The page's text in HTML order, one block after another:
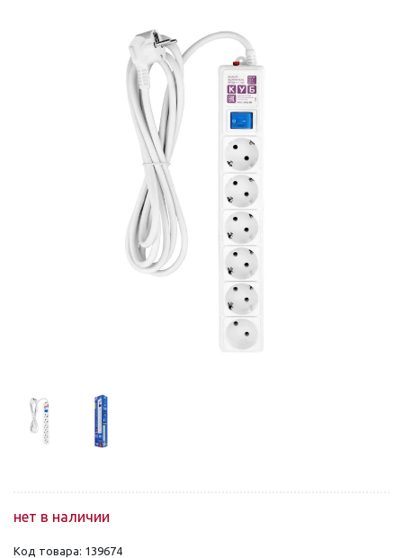
нет в наличии
Код товара: 139674